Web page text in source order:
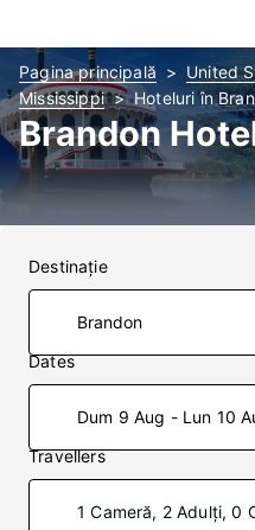
Pagina principală
United
Mississippi
Hoteluri în
Brandon
Destinaţie
Dates
Dum 9 Aug - Lun 10
Travellers
1 Cameră, 2 Adulți, 0